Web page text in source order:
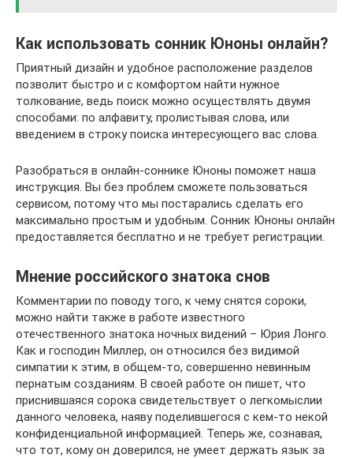
Как использовать сонник Юноны онлайн?
Приятный дизайн и удобное расположение разделов
позволит быстро и с комфортом найти нужное
толкование, ведь поиск можно осуществлять двумя
способами: по алфавиту, пролистывая слова, или
введением в строку поиска интересующего вас слова.
Разобраться в онлайн-соннике Юноны поможет наша
инструкция. Вы без проблем сможете пользоваться
сервисом, потому что мы постарались сделать его
максимально простым и удобным. Сонник Юноны онлайн
предоставляется бесплатно и не требует регистрации.
Мнение российского знатока снов
Комментарии по поводу того, к чему снятся сороки,
можно найти также в работе известного
отечественного знатока ночных видений – Юрия Лонго.
Как и господин Миллер, он относился без видимой
симпатии к этим, в общем-то, совершенно невинным
пернатым созданиям. В своей работе он пишет, что
приснившаяся сорока свидетельствует о легкомыслии
данного человека, наяву поделившегося с кем-то некой
конфиденциальной информацией. Теперь же, сознавая,
что тот, кому он доверился, не умеет держать язык за